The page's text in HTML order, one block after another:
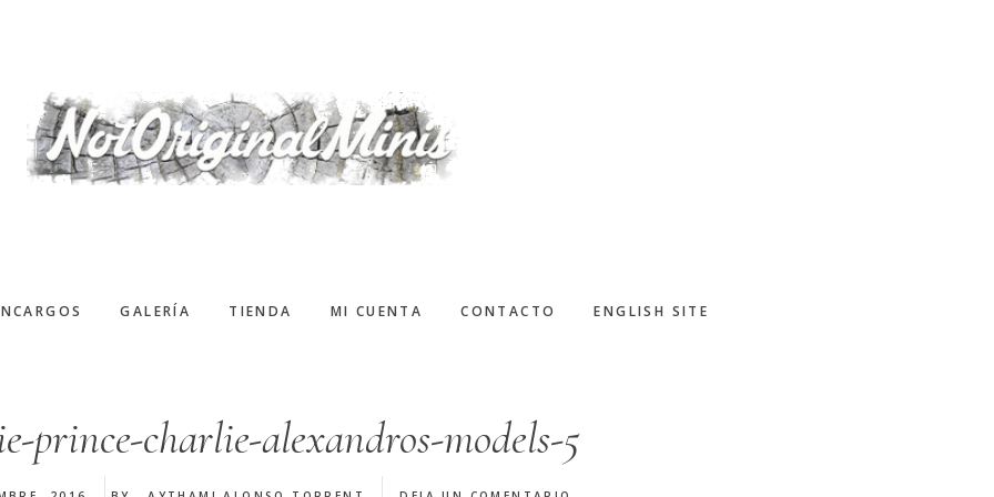
GALERÍA TIENDA MI CUENTA CONTACTO ENGLISH SITE
prince-charlie-alexandros-models-5